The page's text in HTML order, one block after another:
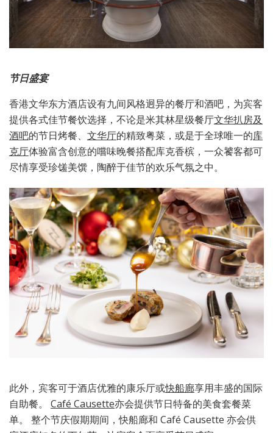
节日盛宴
香港文华东方酒店设有九间风格迥异的餐厅和酒吧，为宾客
提供各式佳节餐饮选择，不论是米其林星级餐厅文华扒房及
酒吧的节日烤餐、 文华厅的精致粤菜，或是于全球唯一的库
克厅体验富含创意的嚐味晚餐搭配库克香槟，一众饕客都可
尽情享受珍馐美馔，陶醉于佳节的欢乐气氛之中。
此外，宾客可于酒店优雅的康乐厅或快船廊享用丰盛的国际
自助餐。 Café Causette亦会提供节日特备的美食套餐菜
单。 整个节庆假期期间，快船廊和 Café Causette 亦会供